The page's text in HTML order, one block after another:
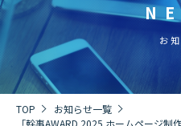
サービス
SERVICE
会社概要
COMPANY
お
TOP
お知らせ一覧
「幹事AWARD 2025 ホームページ